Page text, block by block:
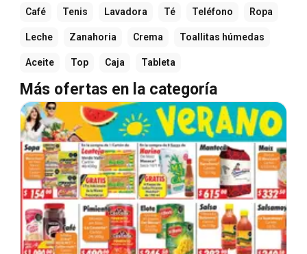
Café Tenis Lavadora Té Teléfono Ropa
Leche Zanahoria Crema Toallitas húmedas
Aceite Top Caja Tableta
Más ofertas en la categoría